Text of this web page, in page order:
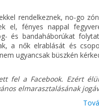
rendelkeznek, no-go
el, fényes nappal
és bandaháborúkat
a nők elrablását és
ugyancsak büszkén
fel a Facebook. Ezért
elmarasztalásának